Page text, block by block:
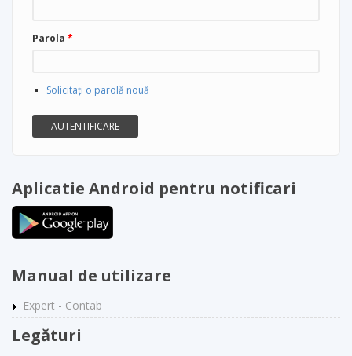
Parola *
Solicitaţi o parolă nouă
Aplicatie Android pentru notificari
Manual de utilizare
Expert - Contab
Legături